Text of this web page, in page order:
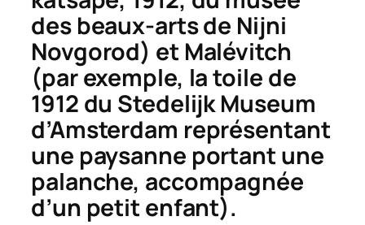
des beaux-arts de Nijni
Novgorod) et Malévitch
(par exemple, la toile de
1912 du Stedelijk Museum
d’Amsterdam représentant
une paysanne portant une
palanche, accompagnée
d’un petit enfant).